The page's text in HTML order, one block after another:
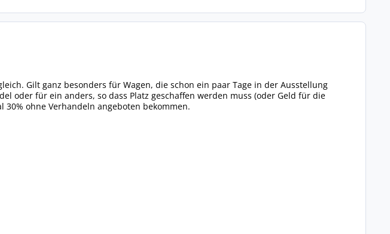
Gilt ganz besonders für Wagen, die schon ein paar Tage in der Ausstellung
oder für ein anders, so dass Platz geschaffen werden muss (oder Geld für die
ohne Verhandeln angeboten bekommen.